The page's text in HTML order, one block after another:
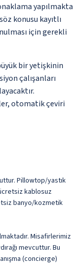
yapılmakta
konusu kayıtlı
için gerekli
bir yetişkinin
çalışanları
otomatik çeviri
Pillowtop/yastık
kablosuz
banyo/kozmetik
Misafirlerimiz
mevcuttur. Bu
(concierge)